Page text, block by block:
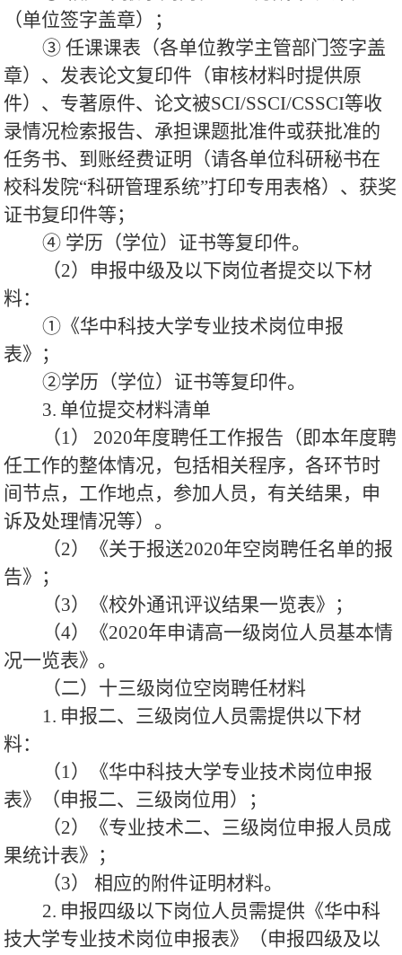
（单位签字盖章）；
③ 任课课表（各单位教学主管部门签字盖
章）、发表论文复印件（审核材料时提供原
件）、专著原件、论文被SCI/SSCI/CSSCI等收
录情况检索报告、承担课题批准件或获批准的
任务书、到账经费证明（请各单位科研秘书在
校科发院“科研管理系统”打印专用表格）、获奖
证书复印件等；
④ 学历（学位）证书等复印件。
（2）申报中级及以下岗位者提交以下材
料：
①《华中科技大学专业技术岗位申报
表》；
②学历（学位）证书等复印件。
3. 单位提交材料清单
（1）
2020年度聘任工作报告（即本年度聘
任工作的整体情况，包括相关程序，各环节时
间节点，工作地点，参加人员，有关结果，申
诉及处理情况等）。
（2）《关于报送2020年空岗聘任名单的报
告》；
（3）《校外通讯评议结果一览表》；
（4）《2020年申请高一级岗位人员基本情
况一览表》。
（二）十三级岗位空岗聘任材料
1. 申报二、三级岗位人员需提供以下材
料：
（1）《华中科技大学专业技术岗位申报
表》（申报二、三级岗位用）；
（2）《专业技术二、三级岗位申报人员成
果统计表》；
（3） 相应的附件证明材料。
2. 申报四级以下岗位人员需提供《华中科
技大学专业技术岗位申报表》（申报四级及以